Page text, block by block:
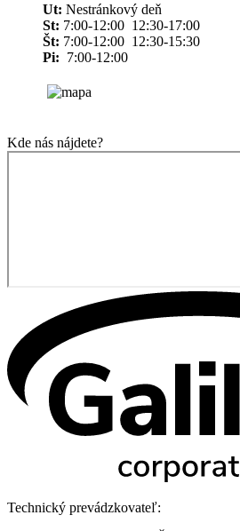
Ut: Nestránkový deň
St: 7:00-12:00 12:30-17:00
Št: 7:00-12:00 12:30-15:30
Pi: 7:00-12:00
Kde nás nájdete?
Technický prevádzkovateľ: